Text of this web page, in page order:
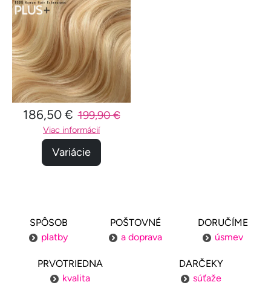
186,50 € 199,90 €
Viac informácií
Variácie
SPÔSOB
platby
POŠTOVNÉ
a doprava
DORUČÍME
úsmev
PRVOTRIEDNA
kvalita
DARČEKY
súťaže